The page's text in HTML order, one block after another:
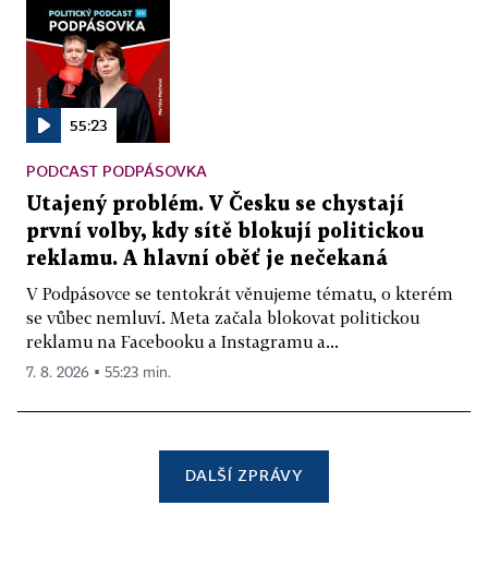
55:23
PODCAST PODPÁSOVKA
Utajený problém. V Česku se chystají
první volby, kdy sítě blokují politickou
reklamu. A hlavní oběť je nečekaná
V Podpásovce se tentokrát věnujeme tématu, o kterém
se vůbec nemluví. Meta začala blokovat politickou
reklamu na Facebooku a Instagramu a...
7. 8. 2026 ▪ 55:23 min.
DALŠÍ ZPRÁVY